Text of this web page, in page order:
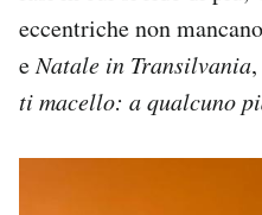
eccentriche non
eNatale in Transilvania
ti macello: a qualcuno